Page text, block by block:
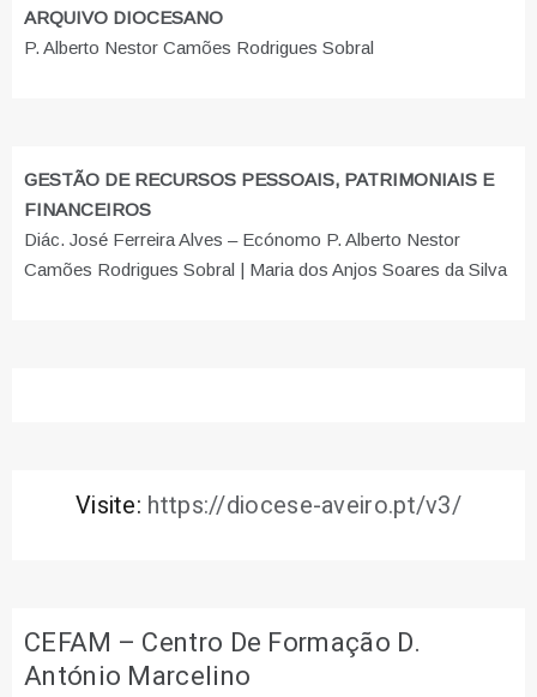
ARQUIVO DIOCESANO
P. Alberto Nestor Camões Rodrigues Sobral
GESTÃO DE RECURSOS PESSOAIS, PATRIMONIAIS E
FINANCEIROS
Diác. José Ferreira Alves – Ecónomo P. Alberto Nestor
Camões Rodrigues Sobral | Maria dos Anjos Soares da Silva
Visite: https://diocese-aveiro.pt/v3/
CEFAM – Centro De Formação D.
António Marcelino